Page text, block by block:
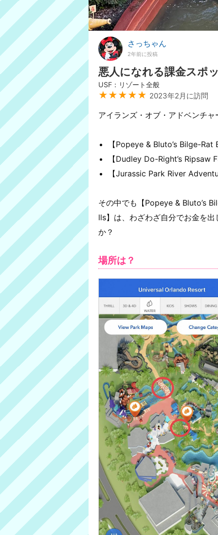
さっちゃん
2年前に投稿
悪人になれる課金スポ
USF：リゾート全般
★★★★★ 2023年2月に訪問
アイランズ・オブ・アドベンチ
【Popeye & Bluto’s Bilge-Rat
【Dudley Do-Right’s Ripsaw
【Jurassic Park River
その中でも【Popeye & Bluto’s
lls】は、わざわざ自分でお金を
か？
場所は？